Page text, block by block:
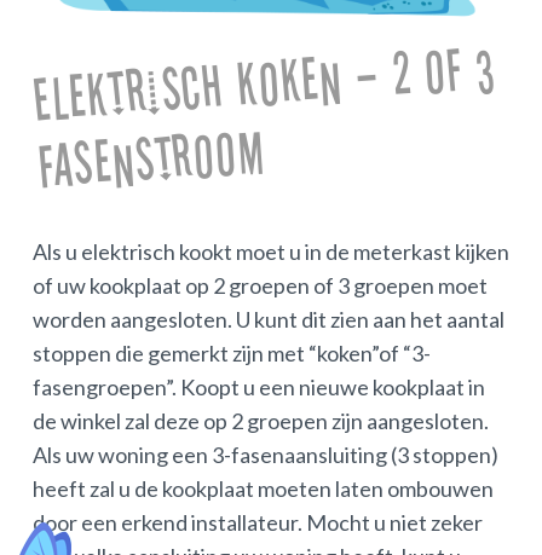
Elektrisch koken – 2 of 3
fasenstroom
Als u elektrisch kookt moet u in de meterkast kijken
of uw kookplaat op 2 groepen of 3 groepen moet
worden aangesloten. U kunt dit zien aan het aantal
stoppen die gemerkt zijn met “koken”of “3-
fasengroepen”. Koopt u een nieuwe kookplaat in
de winkel zal deze op 2 groepen zijn aangesloten.
Als uw woning een 3-fasenaansluiting (3 stoppen)
heeft zal u de kookplaat moeten laten ombouwen
door een erkend installateur. Mocht u niet zeker